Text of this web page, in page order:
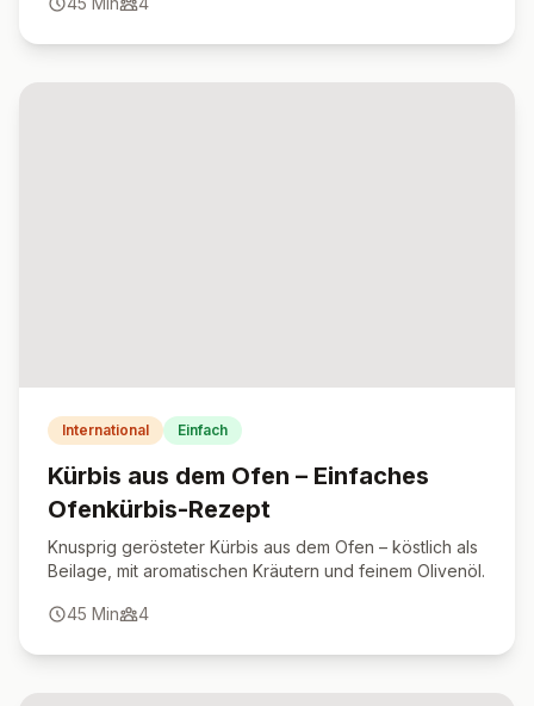
International Einfach
Kürbis aus dem Ofen – Einfaches
Ofenkürbis-Rezept
Knusprig gerösteter Kürbis aus dem Ofen – köstlich als
Beilage, mit aromatischen Kräutern und feinem Olivenöl.
45 Min 4